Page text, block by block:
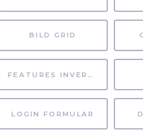
BILD GRID
FEATURES INVERTIERT
LOGIN FORMULAR